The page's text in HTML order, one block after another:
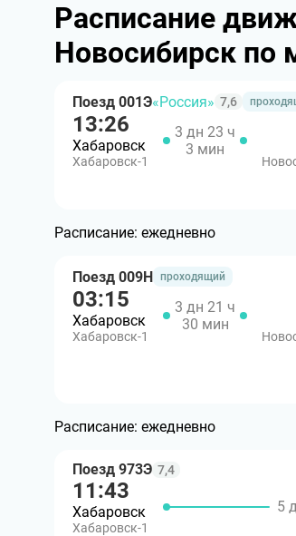
Расписание
Новосибирск по
Поезд 001Э«Россия» 7,6
13:26
Хабаровск
Хабаровск-1
3 дн 23 ч
3 мин
Расписание: ежедневно
Поезд 009Н проходящий
03:15
Хабаровск
Хабаровск-1
3 дн 21 ч
30 мин
Расписание: ежедневно
Поезд 973Э 7,4
11:43
Хабаровск
Хабаровск-1
5